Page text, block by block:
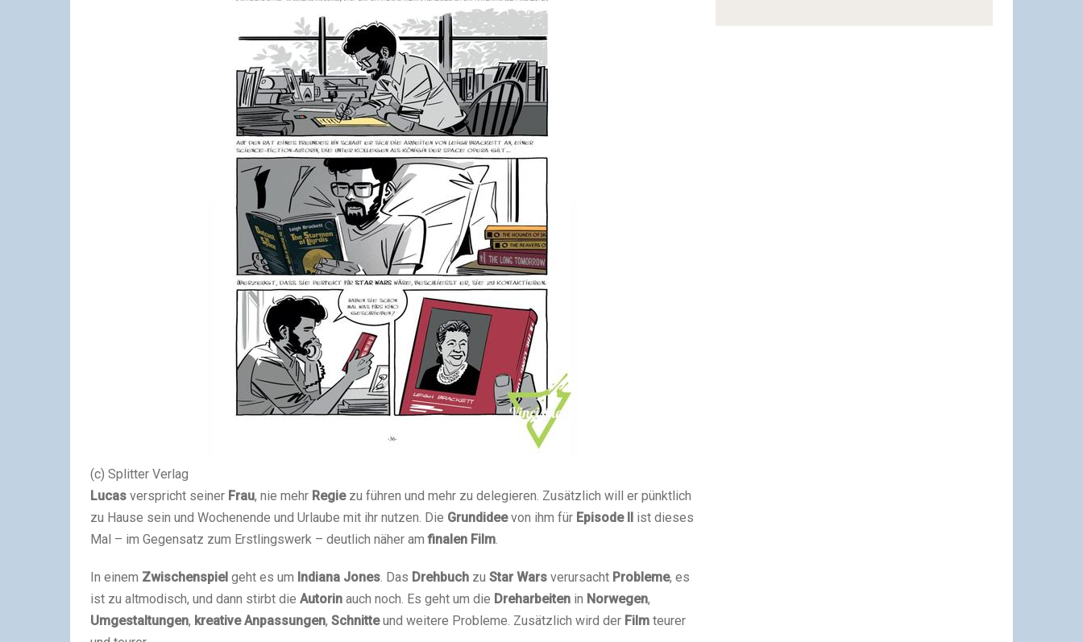
(c) Splitter Verlag
Lucas verspricht seiner Frau, nie mehr Regiezu führen und mehr zu delegieren. Zusätzlich will er pünktlich
zu Hause sein und Wochenende und Urlaube mit ihr nutzen. Die Grundideevon ihm für Episode II ist dieses
Mal – im Gegensatz zum Erstlingswerk – deutlich näher amfinalen Film
In einem Zwischenspiel geht es um Indiana Jones . Das Drehbuch zu Star Wars verursacht Probleme, es
ist zu altmodisch, und dann stirbt die Autorin auch noch. Es geht um die Dreharbeiten in Norwegen,
Umgestaltungen, kreative Anpassungen, Schnitteund weitere Probleme. Zusätzlich wird der Film teurer